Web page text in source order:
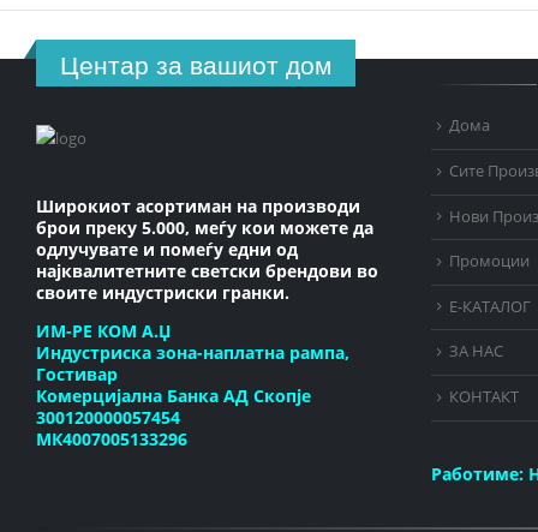
Центар за вашиот дом
Широкиот асортиман на производи
брои преку 5.000, меѓу кои можете да
одлучувате и помеѓу едни од
најквалитетните светски брендови во
своите индустриски гранки.
ИМ-РЕ КОМ А.Џ
Индустриска зона-наплатна рампа,
Гостивар
Комерцијална Банка АД Скопје
300120000057454
МК4007005133296
Дома
Сите
Нови
Промоции
Е-КАТАЛОГ
ЗА НАС
КОНТАКТ
Работиме: